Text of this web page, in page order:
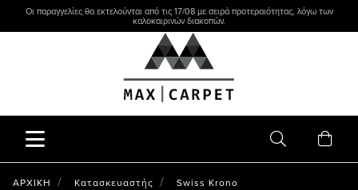
Οι παραγγελίες θα εκτελούνται από τις 17/08 με σειρά προτεραιότητας, λόγω των
καλοκαιρινών διακοπών.
ΑΡΧΙΚΗ Κατασκευαστής
Swiss Krono